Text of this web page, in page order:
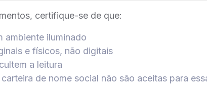
certifique-se de que:
ambiente iluminado
e físicos, não digitais
a leitura
de nome social não são aceitas para